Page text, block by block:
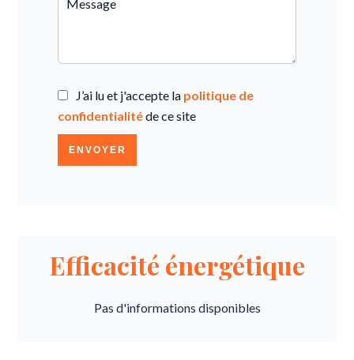
J’ai lu et j'accepte la politique de
confidentialitéde ce site
ENVOYER
Efficacité énergétique
Pas d'informations disponibles